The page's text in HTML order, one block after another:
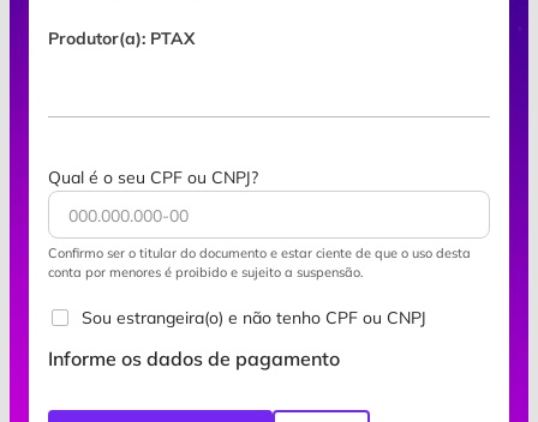
Produtor(a): PTAX
Qual é o seu CPF ou CNPJ?
Confirmo ser o titular do documento e estar ciente de que o uso desta
conta por menores é proibido e sujeito a suspensão.
Sou estrangeira(o) e não tenho CPF ou CNPJ
Informe os dados de pagamento